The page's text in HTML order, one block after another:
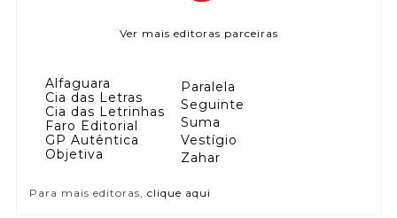
Ver mais editoras parceiras
Alfaguara
Cia das Letras
Cia das Letrinhas
Faro Editorial
GP Autêntica
Objetiva
Paralela
Seguinte
Suma
Vestígio
Zahar
Para mais editoras, clique aqui